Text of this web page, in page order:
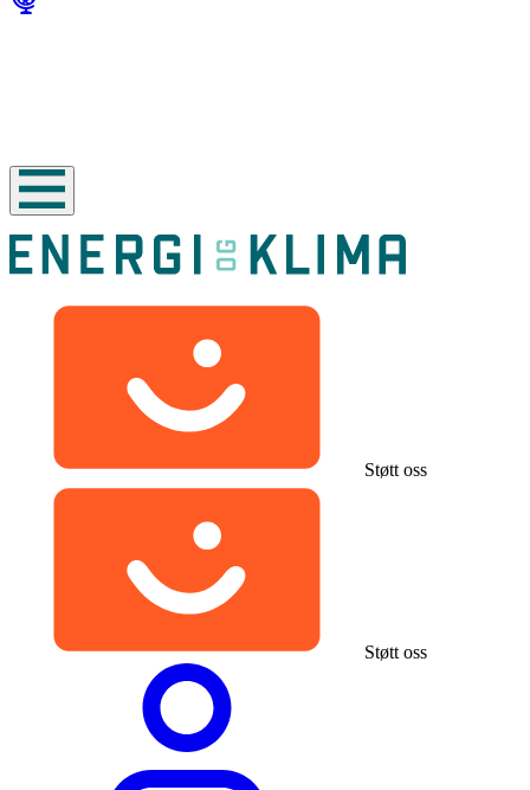
Støtt oss
Støtt oss